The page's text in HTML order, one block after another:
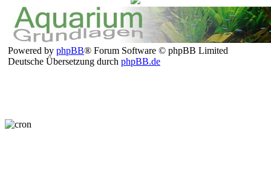
Powered by phpBB® Forum Software © phpBB Limited
Deutsche Übersetzung durch phpBB.de